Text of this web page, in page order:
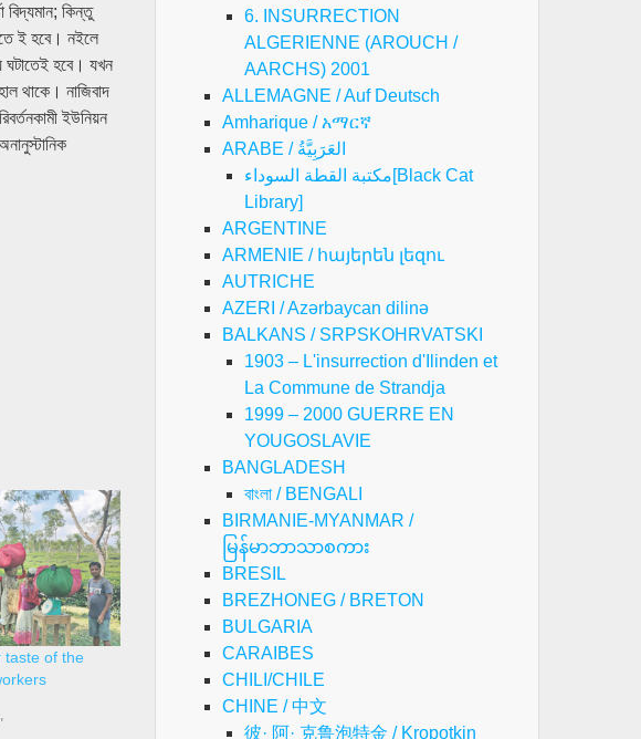
বিদ্যমান; কিন্তু
ই হবে। নইলে
ঘটাতেই হবে। যখন
থাকে। নাজিবাদ
ইউনিয়ন
taste of the
6. INSURRECTION
ALGERIENNE (AROUCH /
AARCHS) 2001
ALLEMAGNE / Auf Deutsch
Amharique / አማርኛ
ARABE / العَرَبِيَّةُ
مكتبة القطة السوداء[Black Cat
Library]
ARGENTINE
ARMENIE / հայերեն լեզու
AUTRICHE
AZERI / Azərbaycan dilinə
BALKANS / SRPSKOHRVATSKI
1903 – L'insurrection d'Ilinden et
La Commune de Strandja
1999 – 2000 GUERRE EN
YOUGOSLAVIE
BANGLADESH
বাংলা / BENGALI
BIRMANIE-MYANMAR /
မြန်မာဘာသာစကား
BRESIL
BREZHONEG / BRETON
BULGARIA
CARAIBES
CHILI/CHILE
CHINE / 中文
彼· 阿· 克鲁泡特金 / Kropotkin